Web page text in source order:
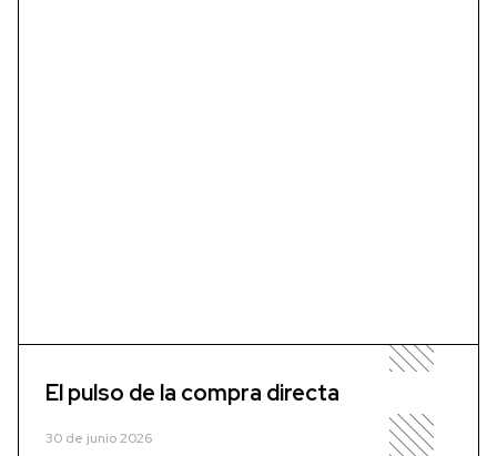
El pulso de la compra directa
30 de junio 2026